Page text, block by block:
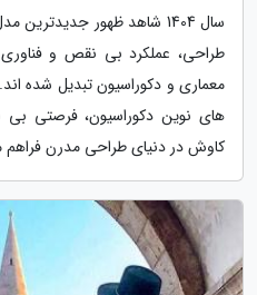
سال 1404 شاهد ظهور
طراحی، عملکرد بی نقص و
های نوین دکوراسیون، فرصتی
کاوش در دنیای طراحی مدرن فراهم